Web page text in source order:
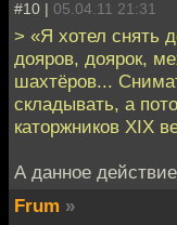
#10 | 05.04.11 21:31
> «Я хотел снять
дояров, доярок,
шахтёров...
складывать, а
каторжников XIX
А данное
Frum »